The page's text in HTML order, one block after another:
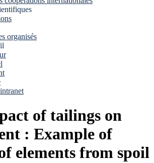
organisés
of tailings on
: Example of
elements from spoil